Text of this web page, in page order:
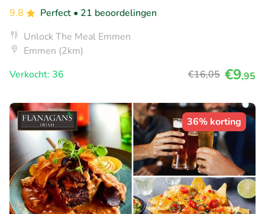
9.8
Perfect • 21 beoordelingen
Unlock The Meal Emmen
Emmen (2km)
Verkocht: 36
€16,05 €9,95
36% korting